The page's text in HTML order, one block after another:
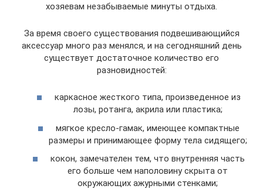
хозяевам незабываемые минуты отдыха.
За время своего существования подвешивающийся
аксессуар много раз менялся, и на сегодняшний день
существует достаточное количество его
разновидностей:
каркасное жесткого типа, произведенное из
лозы, ротанга, акрила или пластика;
мягкое кресло-гамак, имеющее компактные
размеры и принимающее форму тела сидящего;
кокон, замечателен тем, что внутренняя часть
его больше чем наполовину скрыта от
окружающих ажурными стенками;